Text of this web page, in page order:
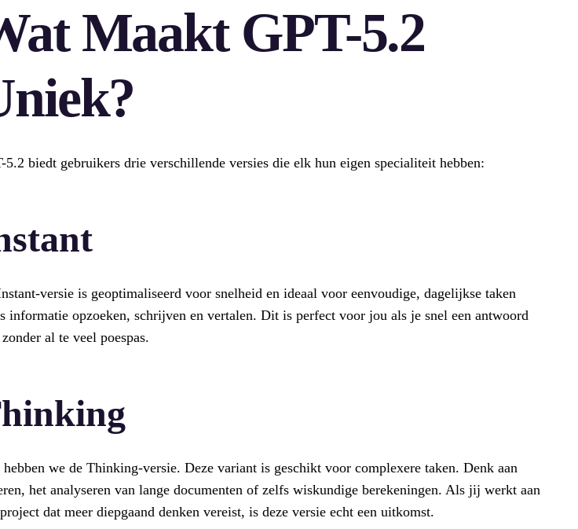
Maakt GPT-5.2
5.2 biedt gebruikers drie verschillende versies die elk hun eigen specialiteit hebben:
versie is geoptimaliseerd voor snelheid en ideaal voor eenvoudige, dagelijkse taken
informatie opzoeken, schrijven en vertalen. Dit is perfect voor jou als je snel een antwoord
al te veel poespas.
hebben we de Thinking-versie. Deze variant is geschikt voor complexere taken. Denk aan
het analyseren van lange documenten of zelfs wiskundige berekeningen. Als jij werkt aan
dat meer diepgaand denken vereist, is deze versie echt een uitkomst.